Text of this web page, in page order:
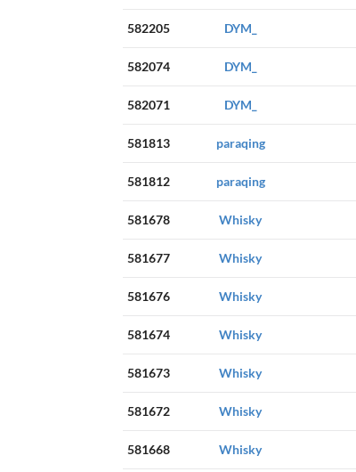
582205 DYM_
582074 DYM_
582071 DYM_
581813 paraqing
581812 paraqing
581678 Whisky
581677 Whisky
581676 Whisky
581674 Whisky
581673 Whisky
581672 Whisky
581668 Whisky